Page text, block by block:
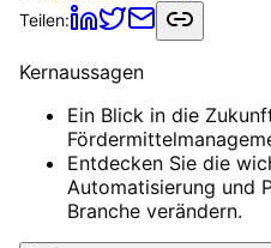
Teilen:
Kernaussagen
Ein Blick in die
Entdecken Sie die
Automatisierung und
Branche verändern.